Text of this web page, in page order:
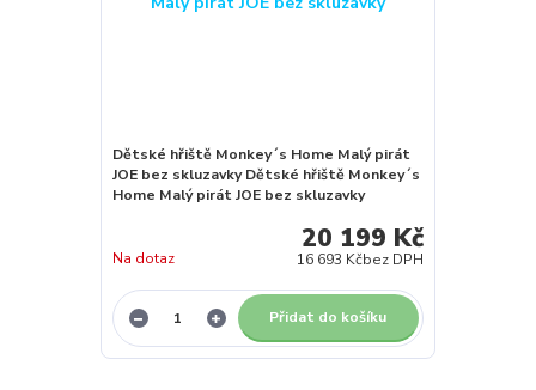
Dětské hřiště Monkey´s Home Malý pirát
JOE bez skluzavky Dětské hřiště Monkey´s
Home Malý pirát JOE bez skluzavky
20 199 Kč
16 693 Kčbez DPH
Na dotaz
Přidat do košíku